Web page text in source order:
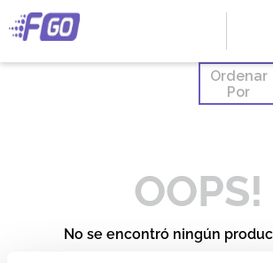
Ordenar
Por
OOPS!
No se encontró ningún